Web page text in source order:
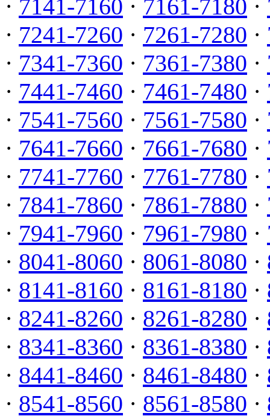
· 7141-7160 · 7161-7180 ·
· 7241-7260 · 7261-7280 ·
· 7341-7360 · 7361-7380 ·
· 7441-7460 · 7461-7480 ·
· 7541-7560 · 7561-7580 ·
· 7641-7660 · 7661-7680 ·
· 7741-7760 · 7761-7780 ·
· 7841-7860 · 7861-7880 ·
· 7941-7960 · 7961-7980 ·
· 8041-8060 · 8061-8080 ·
· 8141-8160 · 8161-8180 ·
· 8241-8260 · 8261-8280 ·
· 8341-8360 · 8361-8380 ·
· 8441-8460 · 8461-8480 ·
· 8541-8560 · 8561-8580 ·